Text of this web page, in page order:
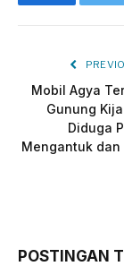
Facebook
Mobil Agya
Gunung
Diduga
Mengantuk dan
POSTINGAN